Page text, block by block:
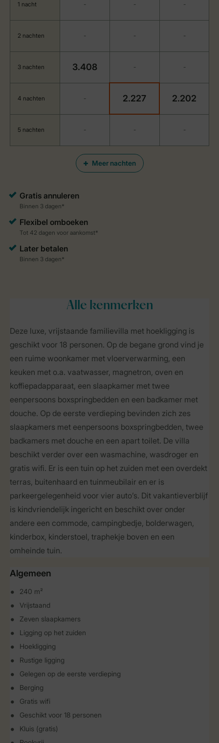
Meer nachten
1 nacht - - -
2 nachten - - -
3 nachten 3.408 - -
4 nachten - 2.227 2.202
5 nachten - - -
Alle kenmerken
Deze luxe, vrijstaande familievilla met hoekligging is
geschikt voor 18 personen. Op de begane grond vind je
een ruime woonkamer met vloerverwarming, een
keuken met o.a. vaatwasser, magnetron, oven en
koffiepadapparaat, een slaapkamer met twee
eenpersoons boxspringbedden en een badkamer met
douche. Op de eerste verdieping bevinden zich zes
slaapkamers met eenpersoons boxspringbedden, twee
badkamers met douche en een apart toilet. De villa
beschikt verder over een wasmachine, wasdroger en
gratis wifi. Er is een tuin op het zuiden met een overdekt
terras, buitenhaard en tuinmeubilair en er is
parkeergelegenheid voor vier auto’s. Dit vakantieverblijf
is kindvriendelijk ingericht en beschikt over onder
andere een commode, campingbedje, bolderwagen,
kinderbox, kinderstoel, traphekje boven en een
omheinde tuin.
Algemeen
240 m²
Vrijstaand
Zeven slaapkamers
Ligging op het zuiden
Hoekligging
Rustige ligging
Gelegen op de eerste verdieping
Berging
Gratis wifi
Geschikt voor 18 personen
Kluis (gratis)